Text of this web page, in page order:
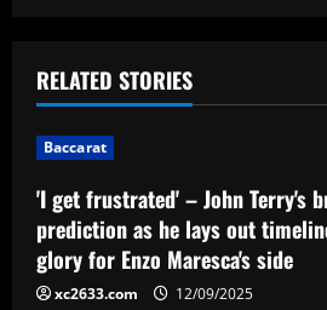
t
n
a
v
i
RELATED STORIES
Baccarat
'I get frustrated' – John Terry's
prediction as he lays out
glory for Enzo Maresca's side
xc2633.com 12/09/2025